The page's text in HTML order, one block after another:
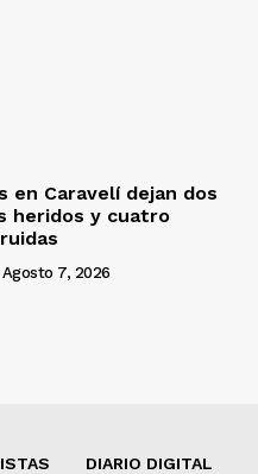
en Caravelí dejan dos
heridos y cuatro
Agosto 7, 2026
DIARIO DIGITAL